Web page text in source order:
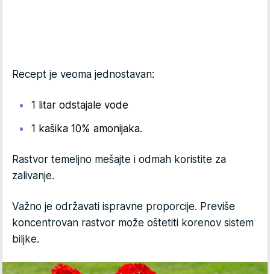
Recept je veoma jednostavan:
1 litar odstajale vode
1 kašika 10% amonijaka.
Rastvor temeljno mešajte i odmah koristite za
zalivanje.
Važno je održavati ispravne proporcije. Previše
koncentrovan rastvor može oštetiti korenov sistem
biljke.